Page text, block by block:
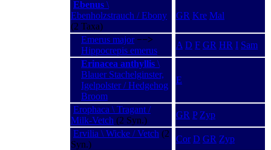
Ebenus \
Ebenholzstrauch / Ebony
(2 Taxa)
GR Kre Mal
Emerus major −−>
Hippocrepis emerus
A D F GR HR I Sam
Erinacea anthyllis \
Blauer Stachelginster,
Igelpolster / Hedgehog
Broom
E
Erophaca \ Tragant /
Milk-Vetch (2 Syn.)
GR P Zyp
Ervilia \ Wicke / Vetch (2
Syn.)
Cor D GR Zyp